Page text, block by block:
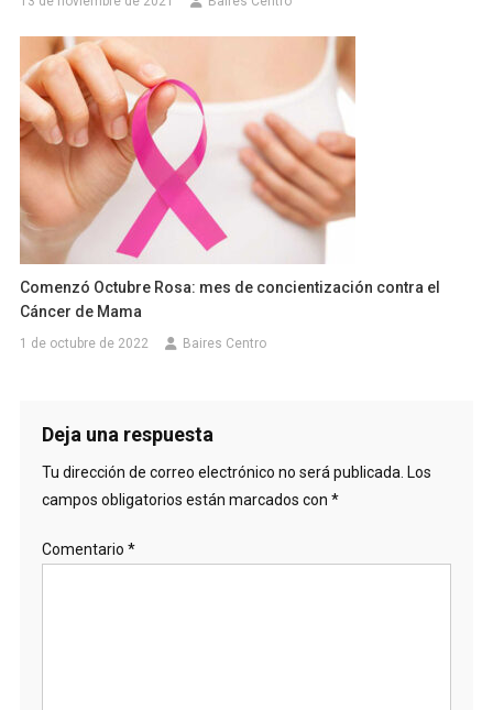
Comenzó Octubre Rosa: mes de concientización contra el
Cáncer de Mama
1 de octubre de 2022 Baires Centro
Deja una respuesta
Tu dirección de correo electrónico no será publicada. Los
campos obligatorios están marcados con *
Comentario *